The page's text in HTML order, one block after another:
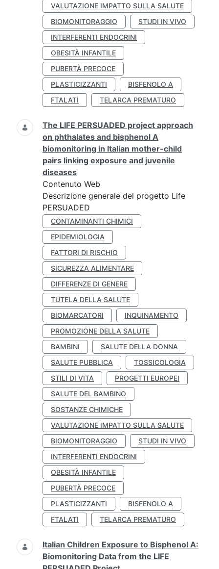
VALUTAZIONE IMPATTO SULLA SALUTE
BIOMONITORAGGIO
STUDI IN VIVO
INTERFERENTI ENDOCRINI
OBESITÀ INFANTILE
PUBERTÀ PRECOCE
PLASTICIZZANTI
BISFENOLO A
FTALATI
TELARCA PREMATURO
The LIFE PERSUADED project approach
on phthalates and bisphenol A
biomonitoring in Italian mother-child
pairs linking exposure and juvenile
diseases
Contenuto Web
Descrizione generale del progetto Life
PERSUADED
CONTAMINANTI CHIMICI
EPIDEMIOLOGIA
FATTORI DI RISCHIO
SICUREZZA ALIMENTARE
DIFFERENZE DI GENERE
TUTELA DELLA SALUTE
BIOMARCATORI
INQUINAMENTO
PROMOZIONE DELLA SALUTE
BAMBINI
SALUTE DELLA DONNA
SALUTE PUBBLICA
TOSSICOLOGIA
STILI DI VITA
PROGETTI EUROPEI
SALUTE DEL BAMBINO
SOSTANZE CHIMICHE
VALUTAZIONE IMPATTO SULLA SALUTE
BIOMONITORAGGIO
STUDI IN VIVO
INTERFERENTI ENDOCRINI
OBESITÀ INFANTILE
PUBERTÀ PRECOCE
PLASTICIZZANTI
BISFENOLO A
FTALATI
TELARCA PREMATURO
Italian Children Exposure to Bisphenol A:
Biomonitoring Data from the LIFE